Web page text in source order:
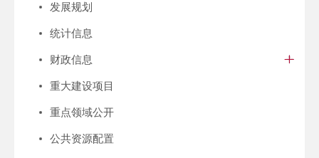
发展规划
统计信息
财政信息
重大建设项目
重点领域公开
公共资源配置